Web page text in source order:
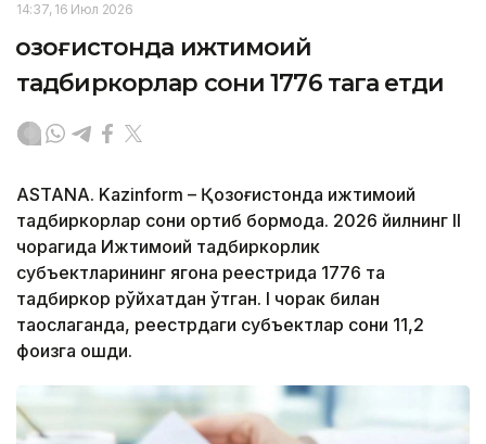
14:37, 16 Июл 2026
Қозоғистонда ижтимоий
тадбиркорлар сони 1776 тага етди
ASTANA. Kazinform – Қозоғистонда ижтимоий
тадбиркорлар сони ортиб бормоқда. 2026 йилнинг II
чорагида Ижтимоий тадбиркорлик
субъектларининг ягона реестрида 1776 та
тадбиркор рўйхатдан ўтган. I чорак билан
таққослаганда, реестрдаги субъектлар сони 11,2
фоизга ошди.